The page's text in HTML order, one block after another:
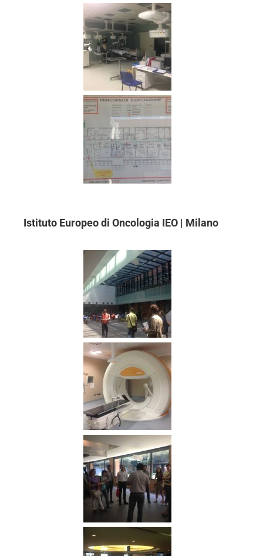
Istituto Europeo di Oncologia IEO | Milano